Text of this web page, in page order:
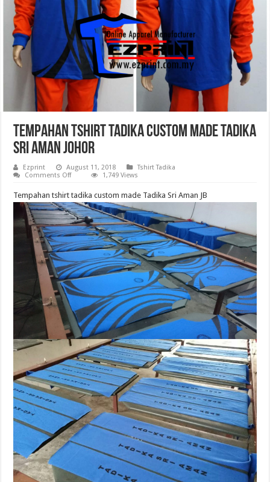
Tempahan tshirt tadika custom made Tadika
Sri Aman Johor
Ezprint August 11, 2018
Tshirt Tadika
Comments Offon
tshirt
tadika
custom
made
Tadika
Sri
Aman
Johor
1,749 Views
Tempahan tshirt tadika custom made Tadika Sri Aman JB